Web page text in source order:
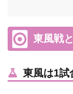
東風戦
東風は1試